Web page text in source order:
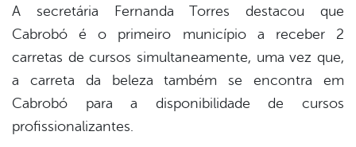
A secretária Fernanda Torres destacou que
Cabrobó é o primeiro município a receber 2
carretas de cursos simultaneamente, uma vez que,
a carreta da beleza também se encontra em
Cabrobó para a disponibilidade de cursos
profissionalizantes.